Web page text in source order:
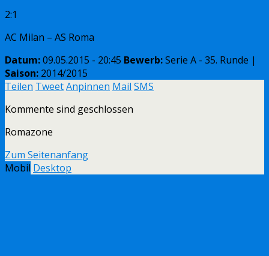
2:1
AC Milan – AS Roma
Datum:09.05.2015 - 20:45 Bewerb:Serie A - 35. Runde |
Saison: 2014/2015
Teilen TweetAnpinnen Mail SMS
Kommente sind geschlossen
Romazone
Zum Seitenanfang
Mobil Desktop